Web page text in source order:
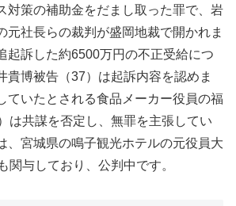
対策の補助金をだまし取った罪で、岩
元社長らの裁判が盛岡地裁で開かれま
起訴した約6500万円の不正受給につ
貴博被告（37）は起訴内容を認めま
ていたとされる食品メーカー役員の福
は共謀を否定し、無罪を主張してい
、宮城県の鳴子観光ホテルの元役員大
関与しており、公判中です。